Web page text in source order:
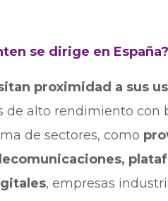
se dirige en España?
proximidad a sus
de alto rendimiento con
de sectores, como
, empresas